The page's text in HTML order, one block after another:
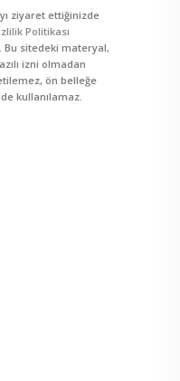
ziyaret ettiğinizde
Politikası
Bu sitedeki materyal,
izni olmadan
ön belleğe
kullanılamaz.